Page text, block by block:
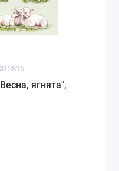
ягнята",